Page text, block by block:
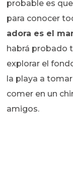
probable es
para conocer
adora es el
habrá probado
explorar el
la playa a
comer en un
amigos.